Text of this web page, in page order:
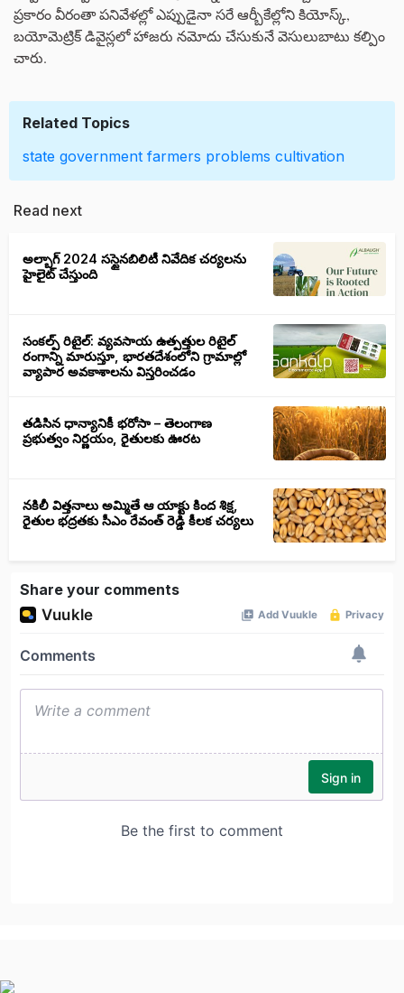
ప్రకారం వీరంతా పనివేళల్లో ఎప్పుడైనా సరే ఆర్బీకేల్లోని కియోస్క్,
బయోమెట్రిక్ డివైస్లలో హాజరు నమోదు చేసుకునే వెసులుబాటు కల్పిం
చారు.
Related Topics
state government farmers problems cultivation
Read next
అల్బాగ్ 2024 సస్టైనబిలిటీ నివేదిక చర్యలను
హైలైట్ చేస్తుంది
సంకల్ప్ రిటైల్: వ్యవసాయ ఉత్పత్తుల రిటైల్
రంగాన్ని మారుస్తూ, భారతదేశంలోని గ్రామాల్లో
వ్యాపార అవకాశాలను విస్తరించడం
తడిసిన ధాన్యానికీ భరోసా – తెలంగాణ
ప్రభుత్వం నిర్ణయం, రైతులకు ఊరట
నకిలీ విత్తనాలు అమ్మితే ఆ యాక్టు కింద శిక్ష,
రైతుల భద్రతకు సీఎం రేవంత్ రెడ్డి కీలక చర్యలు
Share your comments